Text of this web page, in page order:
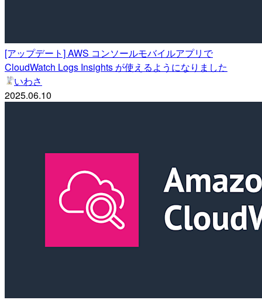
[アップデート] AWS コンソールモバイルアプリで
CloudWatch Logs Insights が使えるようになりました
いわさ
2025.06.10